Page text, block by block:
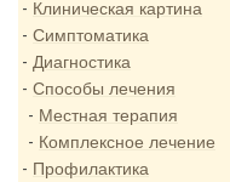
Клиническая картина
Симптоматика
Диагностика
Способы лечения
Местная терапия
Комплексное лечение
Профилактика